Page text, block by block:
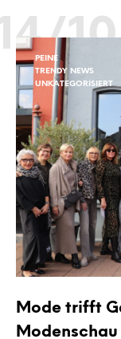
10
PEINE
TRENDY NEWS
UNKATEGORISIERT
Mode trifft